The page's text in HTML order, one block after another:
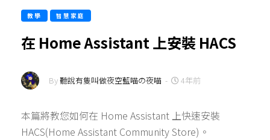
教學 智慧家庭
在 Home Assistant 上安裝 HACS
By聽說有隻叫做夜空藍喵の夜喵 - 4年前
本篇將教您如何在 Home Assistant 上快速安裝
HACS(Home Assistant Community Store)。